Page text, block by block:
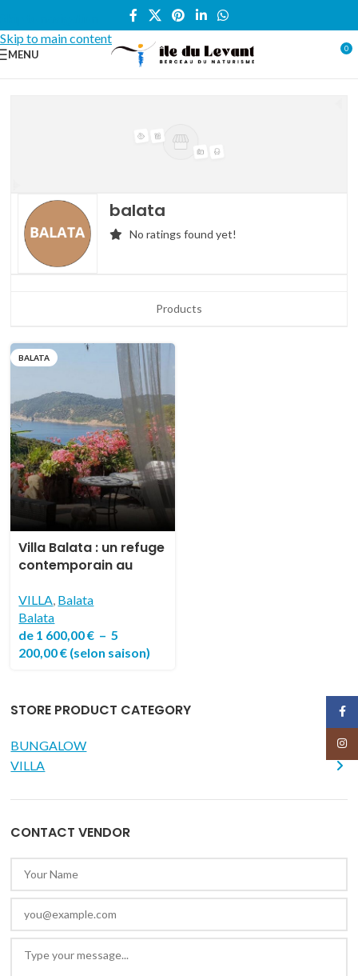
Skip to main content
MENU 0
STORE PRODUCT CATEGORY
BUNGALOW
VILLA
CONTACT VENDOR
balata
No ratings found yet!
Products
BALATA
Villa Balata : un refuge
contemporain au
naturiste d’Héliopolis
VILLA, Balata
Balata
de 1 600,00€ – 5
200,00€ (selon saison)